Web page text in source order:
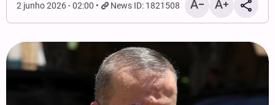
2 junho 2026 - 02:00 News ID: 1821508